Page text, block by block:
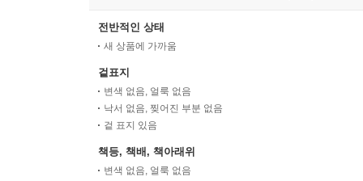
전반적인 상태
새 상품에 가까움
겉표지
변색 없음, 얼룩 없음
낙서 없음, 찢어진 부분 없음
겉 표지 있음
책등, 책배, 책아래위
변색 없음, 얼룩 없음